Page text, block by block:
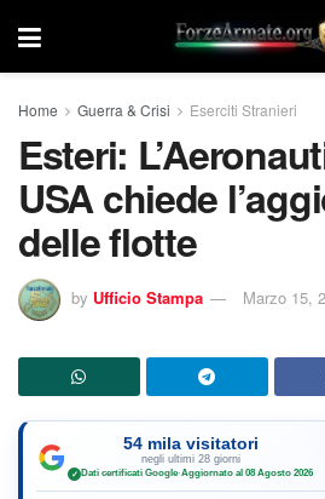
Home Guerra & Crisi Eserciti Stranieri
Esteri:
USA chiede
delle flotte
by Ufficio Stampa Marzo 15,
54 mila visitatori
negli ultimi 28 giorni
✓ Dati certificati Google·Aggiornato al 08 Agosto 2026